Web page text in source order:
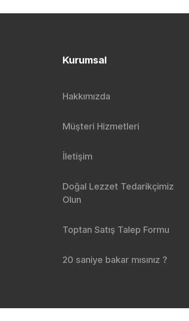
Kurumsal
Hakkımızda
Müşteri Hizmetleri
İletişim
Doğal Lezzet Tedarikçimiz
Olun
Toptan Satış Talep Formu
20 saniye bakar mısınız ?